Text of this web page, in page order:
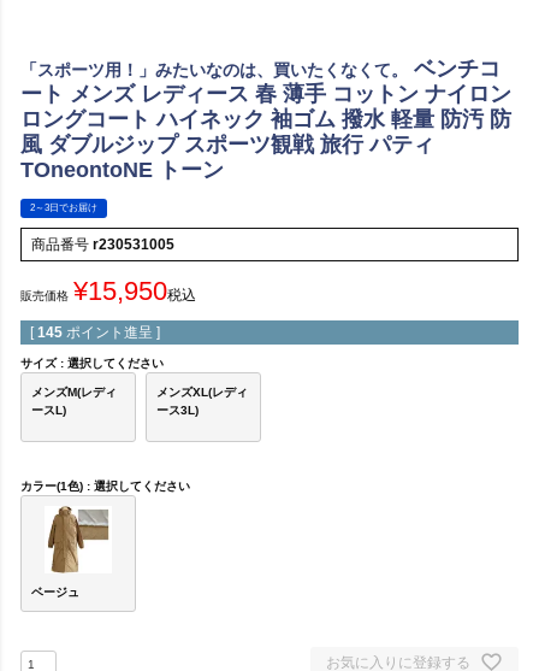
「スポーツ用！」みたいなのは、買いたくなくて。
ベンチコ
ート メンズ レディース 春 薄手 コットン ナイロン
ロングコート ハイネック 袖ゴム 撥水 軽量 防汚 防
風 ダブルジップ スポーツ観戦 旅行 パティ
TOneontoNE トーン
2～3日でお届け
商品番号 r230531005
販売価格 ¥15,950税込
[ 145 ポイント進呈 ]
サイズ 選択してください
メンズM(レディ
ースL)
メンズXL(レディ
ース3L)
カラー(1色) 選択してください
ベージュ
お気に入りに登録する